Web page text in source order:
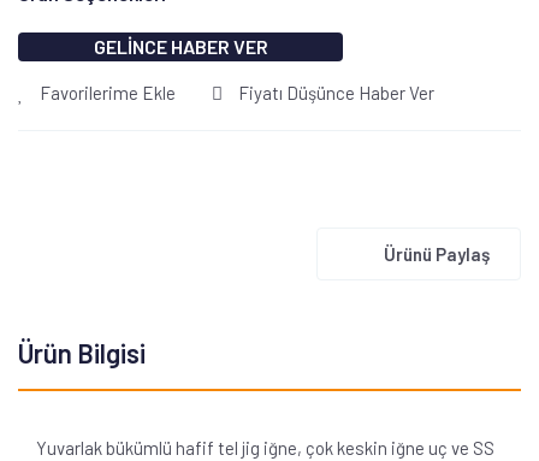
GELİNCE HABER VER
Favorilerime Ekle Fiyatı Düşünce Haber Ver
Ürünü Paylaş
Ürün Bilgisi
Yuvarlak bükümlü hafif tel jig iğne, çok keskin iğne uç ve SS